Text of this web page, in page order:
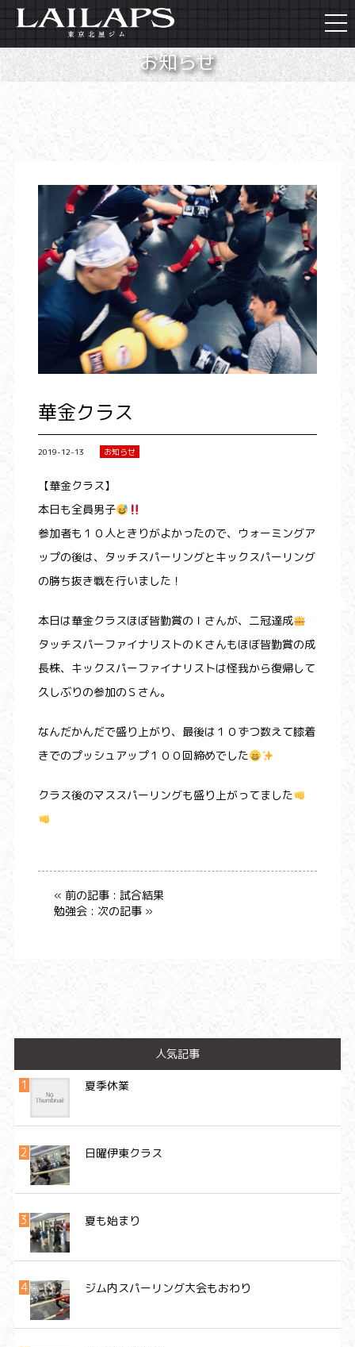
お知らせ
華金クラス
2019-12-13 お知らせ
【華金クラス】
本日も全員男子
参加者も１０人ときりがよかったので、ウォーミングア
ップの後は、タッチスパーリングとキックスパーリング
の勝ち抜き戦を行いました！
本日は華金クラスほぼ皆勤賞のＩさんが、二冠達成
タッチスパーファイナリストのＫさんもほぼ皆勤賞の成
長株、キックスパーファイナリストは怪我から復帰して
久しぶりの参加のＳさん。
なんだかんだで盛り上がり、最後は１０ずつ数えて膝着
きでのプッシュアップ１００回締めでした
クラス後のマススパーリングも盛り上がってました
« 前の記事 : 試合結果
勉強会 : 次の記事 »
人気記事
夏季休業
日曜伊東クラス
夏も始まり
ジム内スパーリング大会もおわり